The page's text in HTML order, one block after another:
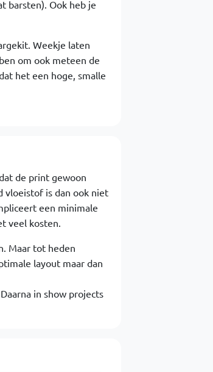
barsten). Ook heb je
Weekje laten
om ook meteen de
het een hoge, smalle
de print gewoon
vloeistof is dan ook niet
een minimale
veel kosten.
Maar tot heden
layout maar dan
in show projects